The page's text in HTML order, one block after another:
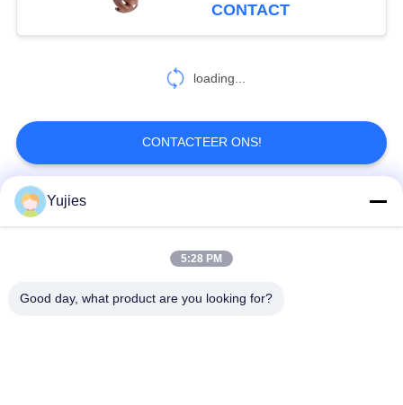
Piezoelectric
22
Ultrasone
Bellensensor
10
CONTACT
loading...
CONTACTEER ONS!
populaire categorieën
Omvormer van PZT
Omvormer
Yujies
5:28 PM
Good day, what product are you looking for?